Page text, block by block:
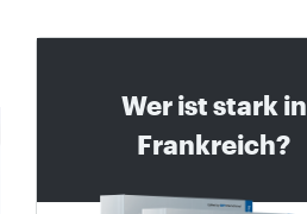
Wer ist stark in
Frankreich?